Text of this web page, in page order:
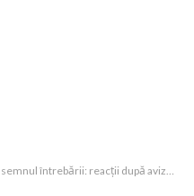
reacții după avizul negativ al Ministerului Sănătății